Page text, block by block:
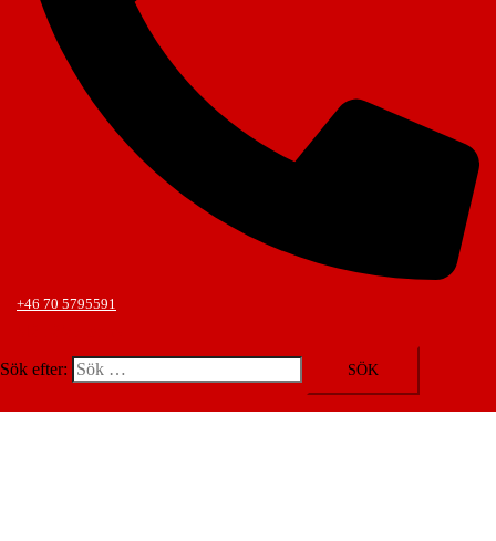
+46 70 5795591
Sök efter: